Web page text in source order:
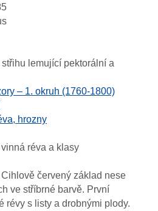
lemující pektorální a
– 1. okruh (1760-1800)
hrozny
vinná réva a klasy
červený základ nese
ve stříbrné barvě. První
révy s listy a drobnými plody.